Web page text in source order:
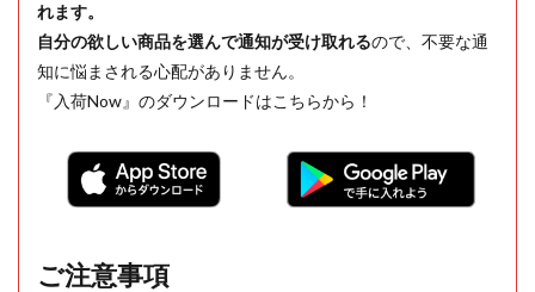
れます。
自分の欲しい商品を選んで通知が受け取れるので、不要な通
知に悩まされる心配がありません。
『入荷Now』のダウンロードはこちらから！
ご注意事項